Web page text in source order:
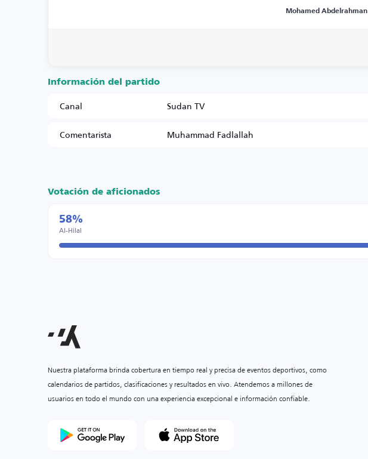
Mohamed Abdelrahman
Información del partido
Canal
Sudan TV
Comentarista
Muhammad Fadlallah
Votación de aficionados
58%
Al-Hilal
Nuestra plataforma brinda cobertura en tiempo real y precisa de eventos deportivos, como
calendarios de partidos, clasificaciones y resultados en vivo. Atendemos a millones de
usuarios en todo el mundo con una experiencia excepcional e información confiable.